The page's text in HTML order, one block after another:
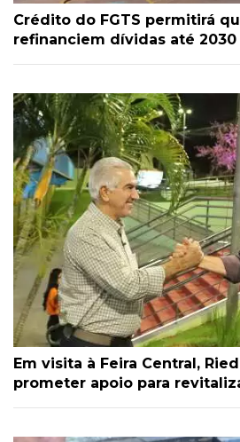
Crédito do FGTS permitirá
refinanciem dívidas até 2030
Em visita à Feira Central,
prometer apoio para